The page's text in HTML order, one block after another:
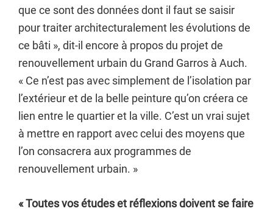
que ce sont des données dont il faut se saisir
pour traiter architecturalement les évolutions de
ce bâti », dit-il encore à propos du projet de
renouvellement urbain du Grand Garros à Auch.
« Ce n’est pas avec simplement de l’isolation par
l’extérieur et de la belle peinture qu’on créera ce
lien entre le quartier et la ville. C’est un vrai sujet
à mettre en rapport avec celui des moyens que
l’on consacrera aux programmes de
renouvellement urbain. »
« Toutes vos études et réflexions doivent se faire